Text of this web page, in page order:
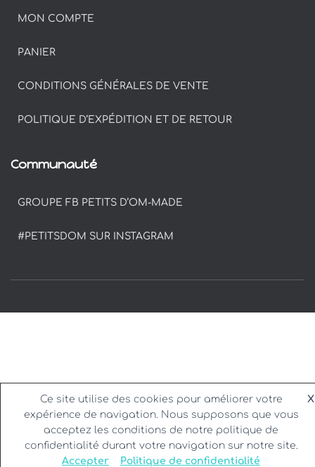
MON COMPTE
PANIER
CONDITIONS GÉNÉRALES DE VENTE
POLITIQUE D’EXPÉDITION ET DE RETOUR
Communauté
GROUPE FB PETITS D’OM-MADE
#PETITSDOM SUR INSTAGRAM
Ce site utilise des cookies pour améliorer votre
expérience de navigation. Nous supposons que vous
acceptez les conditions de notre politique de
confidentialité durant votre navigation sur notre site.
X
Accepter Politique de confidentialité